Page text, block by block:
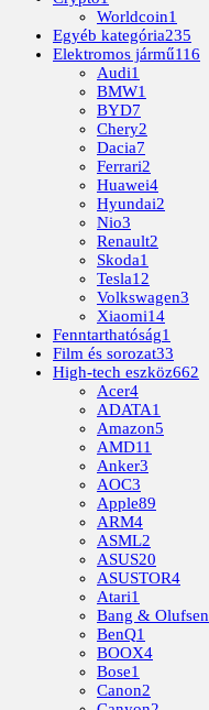
Worldcoin1
Egyéb kategória235
Elektromos jármű116
Audi1
BMW1
BYD7
Chery2
Dacia7
Ferrari2
Huawei4
Hyundai2
Nio3
Renault2
Skoda1
Tesla12
Volkswagen3
Xiaomi14
Fenntarthatóság1
Film és sorozat33
High-tech eszköz662
Acer4
ADATA1
Amazon5
AMD11
Anker3
AOC3
Apple89
ARM4
ASML2
ASUS20
ASUSTOR4
Atari1
Bang & Olufsen
BenQ1
BOOX4
Bose1
Canon2